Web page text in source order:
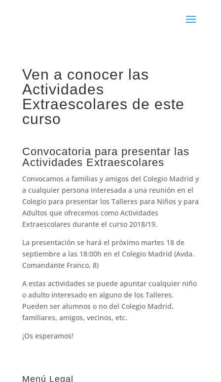
Ven a conocer las
Actividades
Extraescolares de este
curso
Convocatoria para presentar las
Actividades Extraescolares
Convocamos a familias y amigos del Colegio Madrid y
a cualquier persona interesada a una reunión en el
Colegio para presentar los Talleres para Niños y para
Adultos que ofrecemos como Actividades
Extraescolares durante el curso 2018/19.
La presentación se hará el próximo martes 18 de
septiembre a las 18:00h en el Colegio Madrid (Avda.
Comandante Franco, 8)
A estas actividades se puede apuntar cualquier niño
o adulto interesado en alguno de los Talleres.
Pueden ser alumnos o no del Colegio Madrid,
familiares, amigos, vecinos, etc.
¡Os esperamos!
Menú Legal